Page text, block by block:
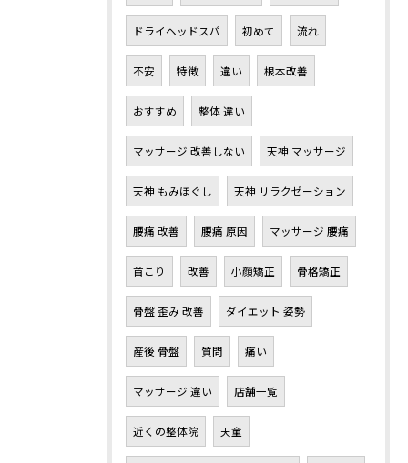
ドライヘッドスパ 初めて 流れ
不安 特徴 違い 根本改善
おすすめ 整体 違い
マッサージ 改善しない 天神 マッサージ
天神 もみほぐし 天神 リラクゼーション
腰痛 改善 腰痛 原因 マッサージ 腰痛
首こり 改善 小顔矯正 骨格矯正
骨盤 歪み 改善 ダイエット 姿勢
産後 骨盤 質問 痛い
マッサージ 違い 店舗一覧
近くの整体院 天童